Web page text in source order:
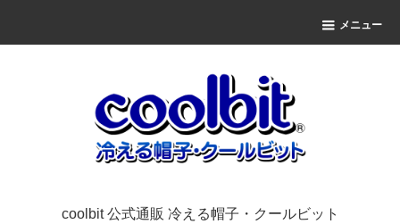
メニュー
coolbit 公式通販 冷える帽子・クールビット